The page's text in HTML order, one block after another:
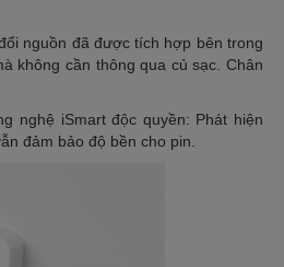
nguồn đã được tích hợp bên trong
không cần thông qua củ sạc. Chân
nghệ iSmart độc quyền: Phát hiện
đảm bảo độ bền cho pin.